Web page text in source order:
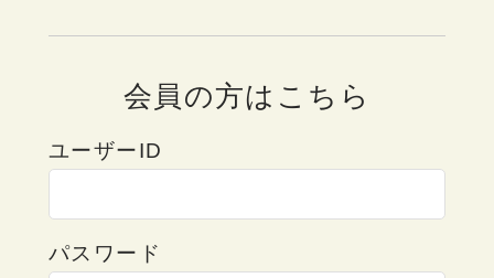
会員の方はこちら
ユーザーID
パスワード